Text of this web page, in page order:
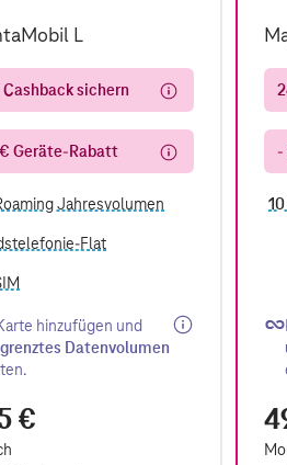
L
sichern
Geräte-Rabatt
Jahresvolumen
Flat
€
-